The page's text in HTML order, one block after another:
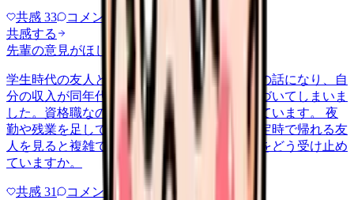
共感 33 コメント
共感する
先輩の意見がほしい
nenshu 2026/5/20
学生時代の友人と久しぶりに集まったら給料の話になり、自
分の収入が同年代の中でかなり低いことに気づいてしまいま
した。資格職なのに、と少しショックを受けています。 夜
勤や残業を足してようやく追いつく感じで、定時で帰れる友
人を見ると複雑です。皆さんは他職種との差をどう受け止め
ていますか。
共感 31 コメント